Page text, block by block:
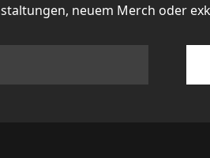
neuem Merch oder